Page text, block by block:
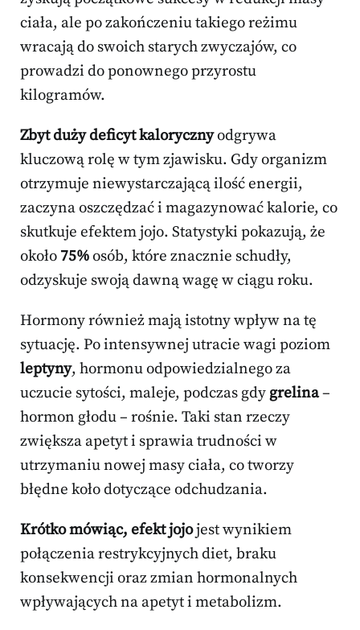
ciała, ale po zakończeniu takiego reżimu
wracają do swoich starych zwyczajów, co
prowadzi do ponownego przyrostu
kilogramów.
Zbyt duży deficyt kalorycznyodgrywa
kluczową rolę w tym zjawisku. Gdy organizm
otrzymuje niewystarczającą ilość energii,
zaczyna oszczędzać i magazynować kalorie, co
skutkuje efektem jojo. Statystyki pokazują, że
około 75%osób, które znacznie schudły,
odzyskuje swoją dawną wagę w ciągu roku.
Hormony również mają istotny wpływ na tę
sytuację. Po intensywnej utracie wagi poziom
leptyny, hormonu odpowiedzialnego za
uczucie sytości, maleje, podczas gdy grelina–
hormon głodu – rośnie. Taki stan rzeczy
zwiększa apetyt i sprawia trudności w
utrzymaniu nowej masy ciała, co tworzy
błędne koło dotyczące odchudzania.
Krótko mówiąc, efekt jojojest wynikiem
połączenia restrykcyjnych diet, braku
konsekwencji oraz zmian hormonalnych
wpływających na apetyt i metabolizm.